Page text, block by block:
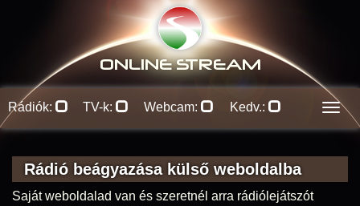
ONLINE STREAM
Rádiók: TV-k: Webcam: Kedv.:
Rádió beágyazása külső weboldalba
Saját weboldalad van és szeretnél arra rádiólejátszót